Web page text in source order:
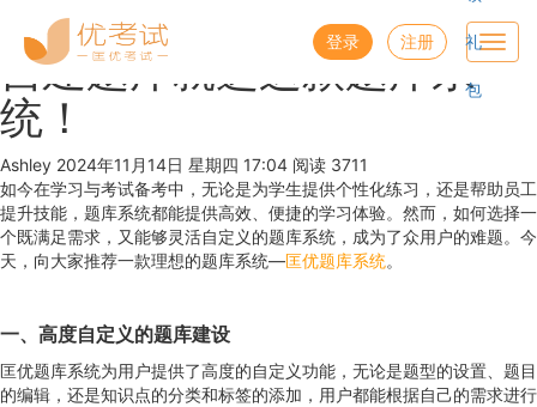
登录 注册 礼
包
自建题库就选这款题库系
统！
Ashley 2024年11月14日 星期四 17:04 阅读 3711
如今在学习与考试备考中，无论是为学生提供个性化练习，还是帮助员工
提升技能，题库系统都能提供高效、便捷的学习体验。然而，如何选择一
个既满足需求，又能够灵活自定义的题库系统，成为了众用户的难题。今
天，向大家推荐一款理想的题库系统—匡优题库系统。
一、高度自定义的题库建设
匡优题库系统为用户提供了高度的自定义功能，无论是题型的设置、题目
的编辑，还是知识点的分类和标签的添加，用户都能根据自己的需求进行